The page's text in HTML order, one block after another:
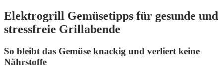
Elektrogrill Gemüsetipps für gesunde und
stressfreie Grillabende
So bleibt das Gemüse knackig und verliert keine
Nährstoffe